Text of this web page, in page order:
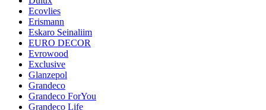
Ecovlies
Erismann
Eskaro Seinaliim
EURO DECOR
Evrowood
Exclusive
Glanzepol
Grandeco
Grandeco ForYou
Grandeco Life